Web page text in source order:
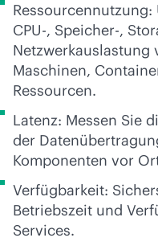
CPU-, Speicher-,
Netzwerkauslastung
Maschinen,
Ressourcen.
Latenz: Messen Sie
der
Komponenten vor
Verfügbarkeit:
Betriebszeit und
Services.